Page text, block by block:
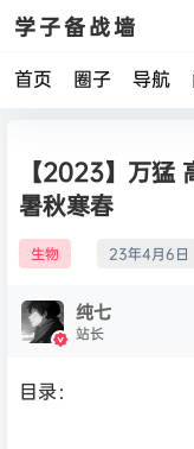
学子备战墙
首页 圈子 导航
【2023】万猛
暑秋寒春
生物 23年4月6日
纯七
站长
目录：